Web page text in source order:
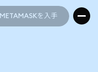
METAMASKを入手